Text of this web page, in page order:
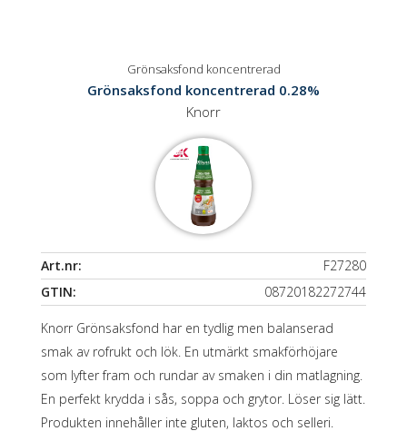
Grönsaksfond koncentrerad
Grönsaksfond koncentrerad 0.28%
Knorr
Art.nr:
F27280
GTIN:
08720182272744
Knorr Grönsaksfond har en tydlig men balanserad
smak av rofrukt och lök. En utmärkt smakförhöjare
som lyfter fram och rundar av smaken i din matlagning.
En perfekt krydda i sås, soppa och grytor. Löser sig lätt.
Produkten innehåller inte gluten, laktos och selleri.